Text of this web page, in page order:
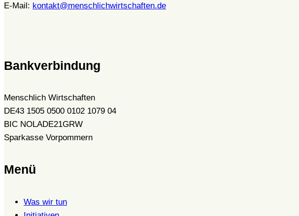
E-Mail: kontakt@menschlichwirtschaften.de
Bankverbindung
Menschlich Wirtschaften
DE43 1505 0500 0102 1079 04
BIC NOLADE21GRW
Sparkasse Vorpommern
Menü
Was wir tun